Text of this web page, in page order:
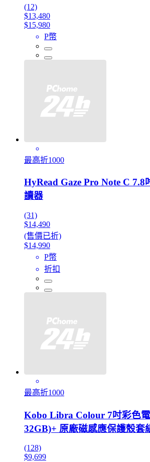
(12)
$13,480
$15,980
P幣
最高折1000
HyRead Gaze Pro Note C 7.8
讀器
(31)
$14,490
(售價已折)
$14,990
P幣
折扣
最高折1000
Kobo Libra Colour 7吋彩色
32GB)+ 原廠磁感應保護殼套
(128)
$9,699